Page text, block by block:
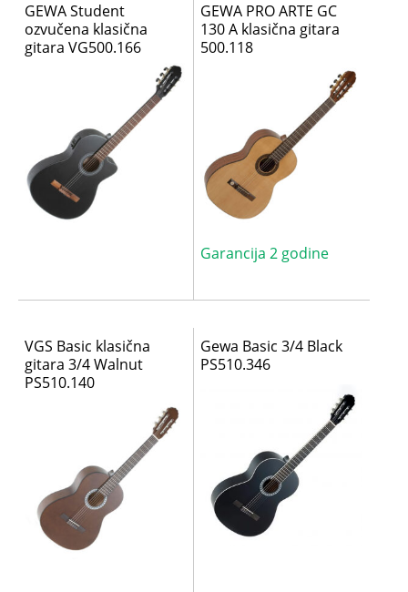
GEWA Student
ozvučena klasična
gitara VG500.166
GEWA PRO ARTE GC
130 A klasična gitara
500.118
Garancija 2 godine
VGS Basic klasična
gitara 3/4 Walnut
PS510.140
Gewa Basic 3/4 Black
PS510.346